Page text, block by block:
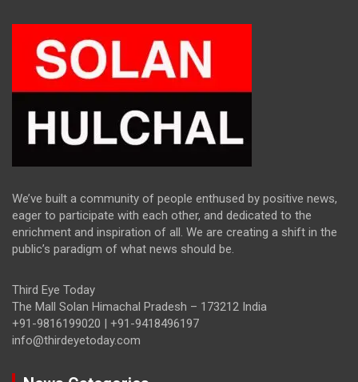
We’ve built a community of people enthused by positive news,
eager to participate with each other, and dedicated to the
enrichment and inspiration of all. We are creating a shift in the
public’s paradigm of what news should be.
Third Eye Today
The Mall Solan Himachal Pradesh – 173212 India
+91-9816199020 | +91-9418496197
info@thirdeyetoday.com